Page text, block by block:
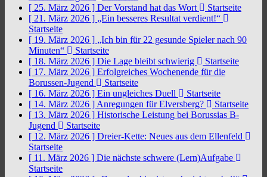
[ 25. März 2026 ] Der Vorstand hat das Wort
Startseite
[ 21. März 2026 ] „Ein besseres Resultat verdient!“
Startseite
[ 19. März 2026 ] „Ich bin für 22 gesunde Spieler nach 90
Minuten“
Startseite
[ 18. März 2026 ] Die Lage bleibt schwierig
Startseite
[ 17. März 2026 ] Erfolgreiches Wochenende für die
Borussen-Jugend
Startseite
[ 16. März 2026 ] Ein ungleiches Duell
Startseite
[ 14. März 2026 ] Anregungen für Elversberg?
Startseite
[ 13. März 2026 ] Historische Leistung bei Borussias B-
Jugend
Startseite
[ 12. März 2026 ] Dreier-Kette: Neues aus dem Ellenfeld
Startseite
[ 11. März 2026 ] Die nächste schwere (Lern)Aufgabe
Startseite